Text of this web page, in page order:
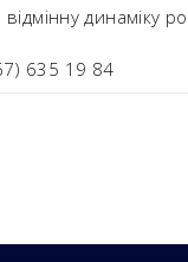
динаміку
635 19 84